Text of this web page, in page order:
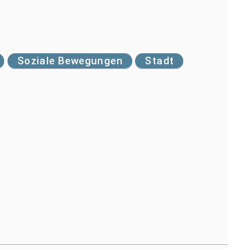
Soziale Bewegungen
Stadt